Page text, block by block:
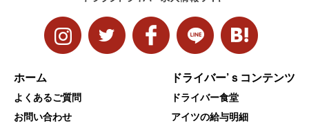
ホーム
よくあるご質問
お問い合わせ
ドライバー’ｓコンテンツ
ドライバー食堂
アイツの給与明細